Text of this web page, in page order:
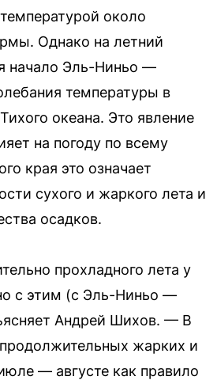
около
Однако на летний
начало Эль-Ниньо —
температуры в
океана. Это явление
на погоду по всему
края это означает
сухого и жаркого лета и
осадков.
прохладного лета у
с этим (с Эль-Ниньо —
Андрей Шихов. — В
жарких и
— августе как правило